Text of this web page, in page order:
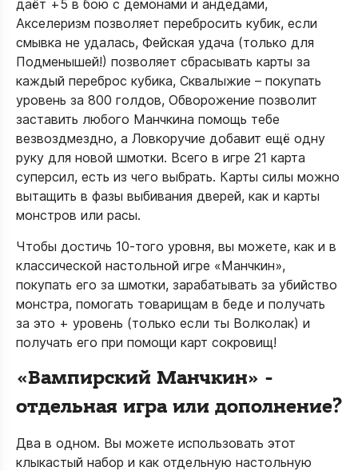
даёт +5 в бою с демонами и андедами,
Акселеризм позволяет перебросить кубик, если
смывка не удалась, Фейская удача (только для
Подменышей!) позволяет сбрасывать карты за
каждый переброс кубика, Сквалыжие – покупать
уровень за 800 голдов, Обворожение позволит
заставить любого Манчкина помощь тебе
везвоздмездно, а Ловкоручие добавит ещё одну
руку для новой шмотки. Всего в игре 21 карта
суперсил, есть из чего выбрать. Карты силы можно
вытащить в фазы выбивания дверей, как и карты
монстров или расы.
Чтобы достичь 10-того уровня, вы можете, как и в
классической настольной игре «Манчкин»,
покупать его за шмотки, зарабатывать за убийство
монстра, помогать товарищам в беде и получать
за это + уровень (только если ты Волколак) и
получать его при помощи карт сокровищ!
«Вампирский Манчкин» -
отдельная игра или дополнение?
Два в одном. Вы можете использовать этот
клыкастый набор и как отдельную настольную